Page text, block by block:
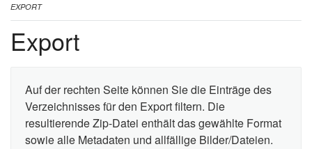
KONTAKT
EXPORT
Export
Auf der rechten Seite können Sie die Einträge des
Verzeichnisses für den Export filtern. Die
resultierende Zip-Datei enthält das gewählte Format
sowie alle Metadaten und allfällige Bilder/Dateien.